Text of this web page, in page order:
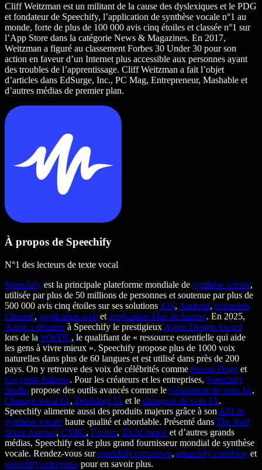
Cliff Weitzman est un militant de la cause des dyslexiques et le PDG
et fondateur de Speechify, l’application de synthèse vocale n°1 au
monde, forte de plus de 100 000 avis cinq étoiles et classée n°1 sur
l’App Store dans la catégorie News & Magazines. En 2017,
Weitzman a figuré au classement Forbes 30 Under 30 pour son
action en faveur d’un Internet plus accessible aux personnes ayant
des troubles de l’apprentissage. Cliff Weitzman a fait l’objet
d’articles dans EdSurge, Inc., PC Mag, Entrepreneur, Mashable et
d’autres médias de premier plan.
À propos de Speechify
N°1 des lecteurs de texte vocal
Speechify est la principale plateforme mondiale de synthèse vocale,
utilisée par plus de 50 millions de personnes et soutenue par plus de
500 000 avis cinq étoiles sur ses solutions iOS, Android, extension
Chrome, application web et application Mac de bureau. En 2025,
Apple a décerné à Speechify le prestigieux Apple Design Award
lors de la WWDC, le qualifiant de « ressource essentielle qui aide
les gens à vivre mieux ». Speechify propose plus de 1000 voix
naturelles dans plus de 60 langues et est utilisé dans près de 200
pays. On y retrouve des voix de célébrités comme Snoop Dogg et
Gwyneth Paltrow. Pour les créateurs et les entreprises, Speechify
Studio propose des outils avancés comme le Générateur de voix IA,
Clonage vocal IA, Doublage IA et le changeur de voix IA.
Speechify alimente aussi des produits majeurs grâce à son API de
synthèse vocale haute qualité et abordable. Présenté dans The Wall
Street Journal, CNBC, Forbes, TechCrunch et d’autres grands
médias, Speechify est le plus grand fournisseur mondial de synthèse
vocale. Rendez-vous surspeechify.com/news, speechify.com/blog et
speechify.com/press pour en savoir plus.